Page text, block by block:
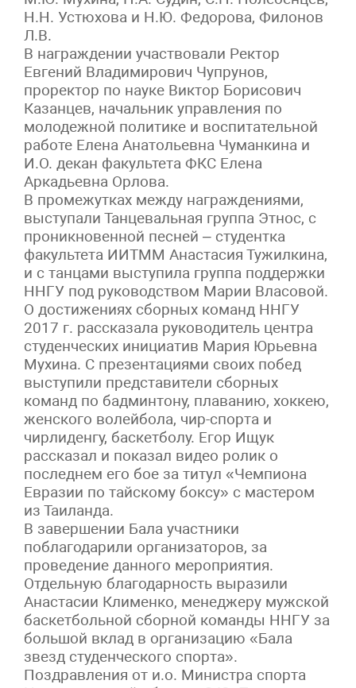
Н.Н. Устюхова и Н.Ю. Федорова, Филонов
Л.В.
В награждении участвовали Ректор
Евгений Владимирович Чупрунов,
проректор по науке Виктор Борисович
Казанцев, начальник управления по
молодежной политике и воспитательной
работе Елена Анатольевна Чуманкина и
И.О. декан факультета ФКС Елена
Аркадьевна Орлова.
В промежутках между награждениями,
выступали Танцевальная группа Этнос, с
проникновенной песней – студентка
факультета ИИТММ Анастасия Тужилкина,
и с танцами выступила группа поддержки
ННГУ под руководством Марии Власовой.
О достижениях сборных команд ННГУ
2017 г. рассказала руководитель центра
студенческих инициатив Мария Юрьевна
Мухина. С презентациями своих побед
выступили представители сборных
команд по бадминтону, плаванию, хоккею,
женского волейбола, чир-спорта и
чирлиденгу, баскетболу. Егор Ищук
рассказал и показал видео ролик о
последнем его бое за титул «Чемпиона
Евразии по тайскому боксу» с мастером
из Таиланда.
В завершении Бала участники
поблагодарили организаторов, за
проведение данного мероприятия.
Отдельную благодарность выразили
Анастасии Клименко, менеджеру мужской
баскетбольной сборной команды ННГУ за
большой вклад в организацию «Бала
звезд студенческого спорта».
Поздравления от и.о. Министра спорта